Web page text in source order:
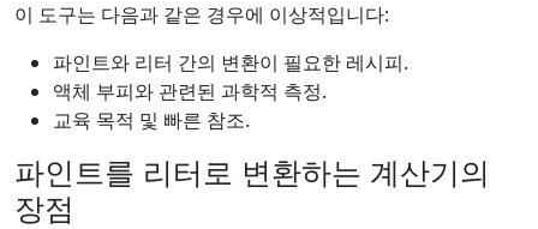
이 도구는 다음과 같은 경우에 이상적입니다:
파인트와 리터 간의 변환이 필요한 레시피.
액체 부피와 관련된 과학적 측정.
교육 목적 및 빠른 참조.
파인트를 리터로 변환하는 계산기의
장점